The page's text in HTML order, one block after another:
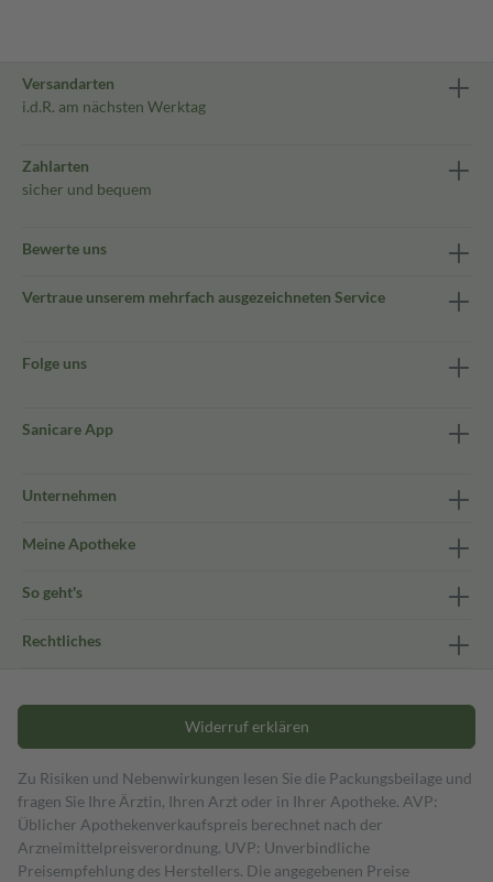
Versandarten
i.d.R. am nächsten Werktag
Zahlarten
sicher und bequem
Bewerte uns
Vertraue unserem mehrfach ausgezeichneten Service
Folge uns
Sanicare App
Unternehmen
Meine Apotheke
So geht's
Rechtliches
Widerruf erklären
Zu Risiken und Nebenwirkungen lesen Sie die Packungsbeilage und
fragen Sie Ihre Ärztin, Ihren Arzt oder in Ihrer Apotheke. AVP:
Üblicher Apothekenverkaufspreis berechnet nach der
Arzneimittelpreisverordnung. UVP: Unverbindliche
Preisempfehlung des Herstellers. Die angegebenen Preise